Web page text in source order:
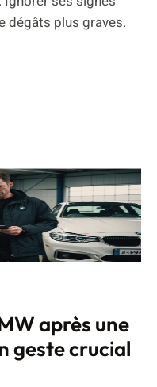
dégâts plus graves.
après une
geste crucial